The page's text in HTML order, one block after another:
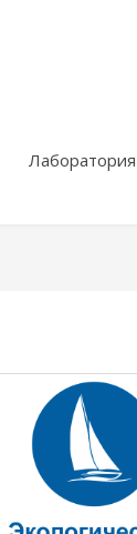
Лаборатория